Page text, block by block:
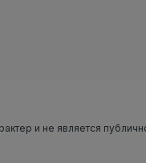
и не является